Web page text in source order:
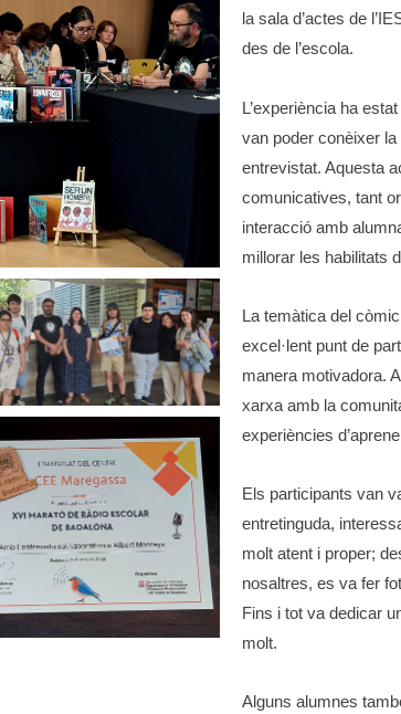
la sala d’actes de
des de l’escola.
L’experiència ha
van poder conèixer la
entrevistat. Aquesta
comunicatives, tant
interacció amb
millorar les habilitats
La temàtica del
excel·lent punt de
manera motivadora.
xarxa amb la
experiències
Els participants van
entretinguda,
molt atent i proper;
nosaltres, es va fer
Fins i tot va dedicar
molt.
Alguns alumnes